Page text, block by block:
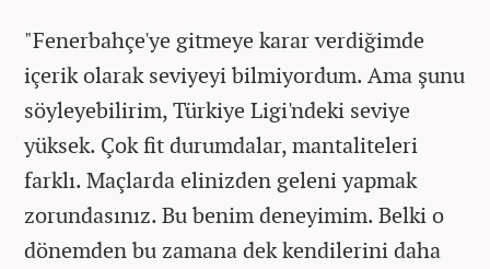
"Fenerbahçe'ye gitmeye karar verdiğimde
içerik olarak seviyeyi bilmiyordum. Ama şunu
söyleyebilirim, Türkiye Ligi'ndeki seviye
yüksek. Çok fit durumdalar, mantaliteleri
farklı. Maçlarda elinizden geleni yapmak
zorundasınız. Bu benim deneyimim. Belki o
dönemden bu zamana dek kendilerini daha